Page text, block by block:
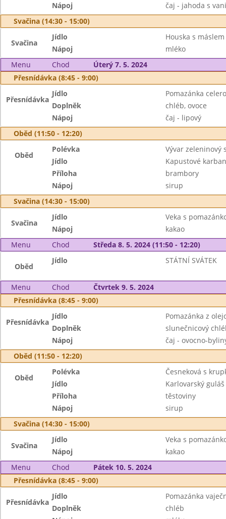
Nápoj
čaj - jahoda s
Svačina (14:30 - 15:00)
Svačina
Jídlo
Houska s máslem
Nápoj
mléko
Menu
Chod
Úterý 7. 5. 2024
Přesnídávka (8:45 - 9:00)
Přesnídávka
Jídlo
Pomazánka
Doplněk
chléb, ovoce
Nápoj
čaj - lipový
Oběd (11:50 - 12:20)
Oběd
Polévka
Vývar zeleninový
Jídlo
Kapustové
Příloha
brambory
Nápoj
sirup
Svačina (14:30 - 15:00)
Svačina
Jídlo
Veka s
Nápoj
kakao
Menu
Chod Středa 8. 5. 2024 (11:50 - 12:20)
Oběd
Jídlo STÁTNÍ SVÁTEK
Menu Chod
Čtvrtek 9. 5. 2024
Přesnídávka (8:45 - 9:00)
Přesnídávka
Jídlo
Pomazánka z
Doplněk
slunečnicový
Nápoj
čaj - ovocno-
Oběd (11:50 - 12:20)
Oběd
Polévka
Česneková s
Jídlo
Karlovarský guláš
Příloha
těstoviny
Nápoj
sirup
Svačina (14:30 - 15:00)
Svačina
Jídlo
Veka s
Nápoj
kakao
Menu
Chod
Pátek 10. 5. 2024
Přesnídávka (8:45 - 9:00)
Přesnídávka
Jídlo
Pomazánka
Doplněk
chléb